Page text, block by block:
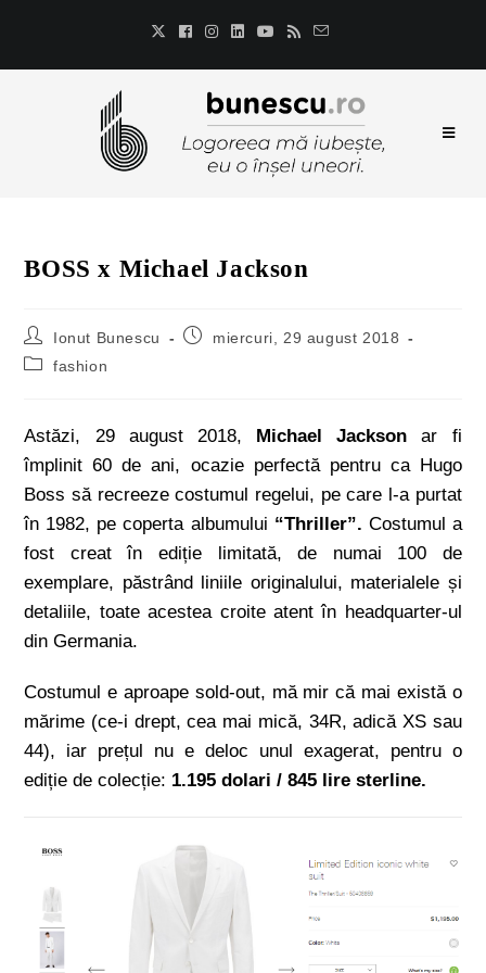
BOSS x Michael Jackson
Ionut Bunescu
miercuri, 29 august 2018
fashion
Astăzi, 29 august 2018, Michael Jacksonar fi
împlinit 60 de ani, ocazie perfectă pentru ca Hugo
Boss să recreeze costumul regelui, pe care l-a purtat
în 1982, pe coperta albumului “Thriller”. Costumul a
fost creat în ediție limitată, de numai 100 de
exemplare, păstrând liniile originalului, materialele și
detaliile, toate acestea croite atent în headquarter-ul
din Germania.
Costumul e aproape sold-out, mă mir că mai există o
mărime (ce-i drept, cea mai mică, 34R, adică XS sau
44), iar prețul nu e deloc unul exagerat, pentru o
ediție de colecție: 1.195 dolari / 845 lire sterline.